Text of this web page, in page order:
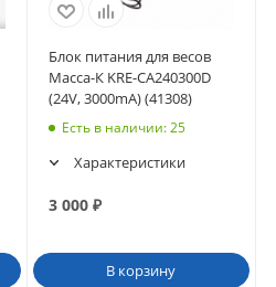
Блок питания для весов
Масса-К KRE-CA240300D
(24V, 3000mA) (41308)
Есть в наличии: 25
Характеристики
3 000₽
В корзину